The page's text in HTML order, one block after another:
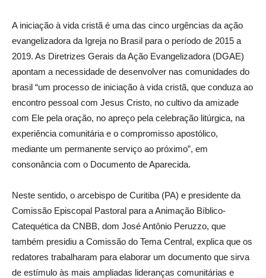
A iniciação à vida cristã é uma das cinco urgências da ação
evangelizadora da Igreja no Brasil para o período de 2015 a
2019. As Diretrizes Gerais da Ação Evangelizadora (DGAE)
apontam a necessidade de desenvolver nas comunidades do
brasil “um processo de iniciação à vida cristã, que conduza ao
encontro pessoal com Jesus Cristo, no cultivo da amizade
com Ele pela oração, no apreço pela celebração litúrgica, na
experiência comunitária e o compromisso apostólico,
mediante um permanente serviço ao próximo”, em
consonância com o Documento de Aparecida.
Neste sentido, o arcebispo de Curitiba (PA) e presidente da
Comissão Episcopal Pastoral para a Animação Bíblico-
Catequética da CNBB, dom José Antônio Peruzzo, que
também presidiu a Comissão do Tema Central, explica que os
redatores trabalharam para elaborar um documento que sirva
de estímulo às mais ampliadas lideranças comunitárias e